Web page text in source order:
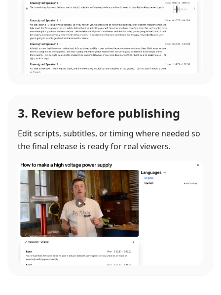
3. Review before publishing
Edit scripts, subtitles, or timing where needed so
the final release is ready for real viewers.